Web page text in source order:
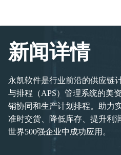
新闻详情
永凯软件是行业前沿的供应链
与排程（APS）管理系统的美
销协同和生产计划排程。助力
准时交货、降低库存、提升利
世界500强企业中成功应用。